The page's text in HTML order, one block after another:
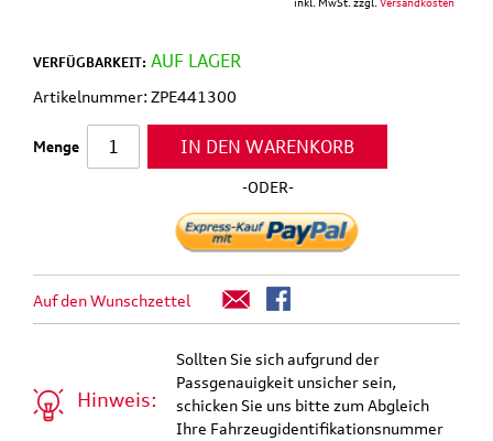
VERFÜGBARKEIT: AUF LAGER
Artikelnummer: ZPE441300
Menge IN DEN WARENKORB
-ODER-
Auf den Wunschzettel
Hinweis:
Sollten Sie sich aufgrund der
Passgenauigkeit unsicher sein,
schicken Sie uns bitte zum Abgleich
Ihre Fahrzeugidentifikationsnummer